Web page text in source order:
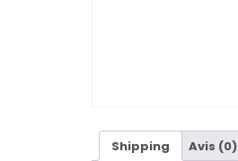
Shipping Avis (0)